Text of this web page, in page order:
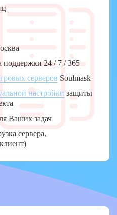
поддержки 24 / 7 / 365
серверов Soulmask
настройки защиты
Ваших задач
сервера,